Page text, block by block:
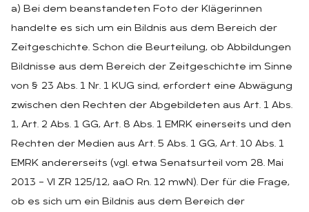
a) Bei dem beanstandeten Foto der Klägerinnen
handelte es sich um ein Bildnis aus dem Bereich der
Zeitgeschichte. Schon die Beurteilung, ob Abbildungen
Bildnisse aus dem Bereich der Zeitgeschichte im Sinne
von § 23 Abs. 1 Nr. 1 KUG sind, erfordert eine Abwägung
zwischen den Rechten der Abgebildeten aus Art. 1 Abs.
1, Art. 2 Abs. 1 GG, Art. 8 Abs. 1 EMRK einerseits und den
Rechten der Medien aus Art. 5 Abs. 1 GG, Art. 10 Abs. 1
EMRK andererseits (vgl. etwa Senatsurteil vom 28. Mai
2013 – VI ZR 125/12, aaO Rn. 12 mwN). Der für die Frage,
ob es sich um ein Bildnis aus dem Bereich der